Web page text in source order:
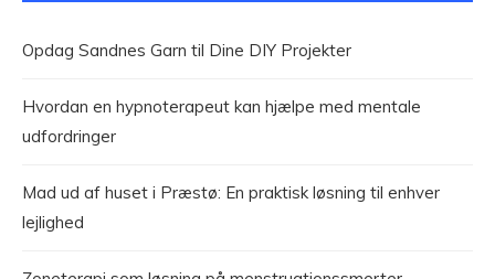
Opdag Sandnes Garn til Dine DIY Projekter
Hvordan en hypnoterapeut kan hjælpe med mentale
udfordringer
Mad ud af huset i Præstø: En praktisk løsning til enhver
lejlighed